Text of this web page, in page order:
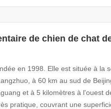
de chien de chat
en 1998. Elle est située à la
à 60 km au sud de
et à 5 kilomètres à l'ouest
pratique, couvrant une